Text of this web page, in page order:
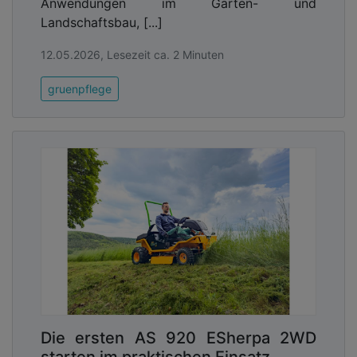
schwarz.
Über NEW LIFE:
Die Initiative NEW LIFE hat es sich mit ihren
Partnern zur Aufgabe gemacht, eine zukunfts-
Landschaftsbau, [...]
12.05.2026, Lesezeit ca. 2 Minuten
gruenpflege
Die ersten AS 920 ESherpa 2WD